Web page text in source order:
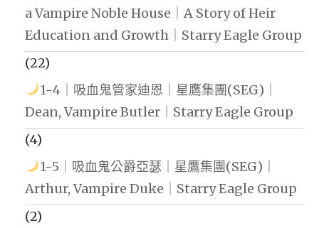
a Vampire Noble House｜A Story of Heir
Education and Growth｜Starry Eagle Group
(22)
1-4｜吸血鬼管家迪恩｜星鷹集團(SEG)｜
Dean, Vampire Butler｜Starry Eagle Group
(4)
1-5｜吸血鬼公爵亞瑟｜星鷹集團(SEG)｜
Arthur, Vampire Duke｜Starry Eagle Group
(2)